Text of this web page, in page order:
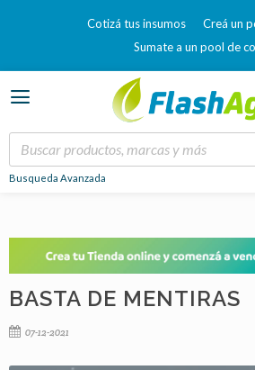
Cotizá tus insumos
Creá un
Sumate a un pool de
Busqueda Avanzada
BASTA DE MENTIRAS
07-12-2021